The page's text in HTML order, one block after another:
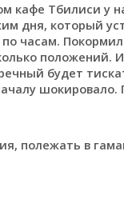
кафе Тбилиси у
дня, который
часам.
положений.
будет
шокировало.
полежать в